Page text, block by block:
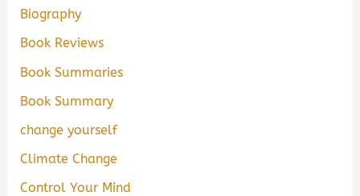
Biography
Book Reviews
Book Summaries
Book Summary
change yourself
Climate Change
Control Your Mind